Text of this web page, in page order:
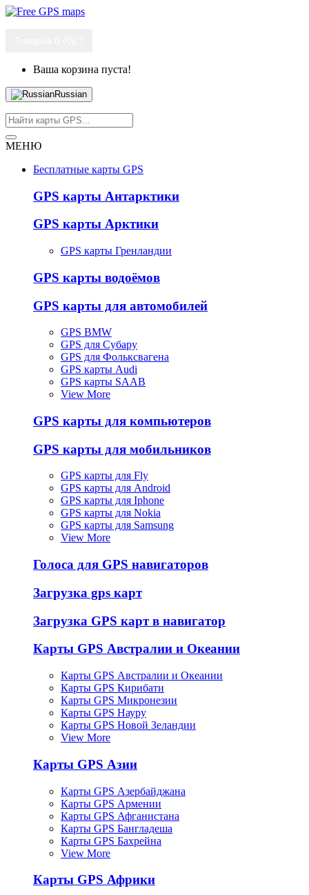
Ваша корзина пуста!
Russian
МЕНЮ
Бесплатные карты GPS
GPS карты Антарктики
GPS карты Арктики
GPS карты Гренландии
GPS карты водоёмов
GPS карты для автомобилей
GPS BMW
GPS для Субару
GPS для Фольксвагена
GPS карты Audi
GPS карты SAAB
View More
GPS карты для компьютеров
GPS карты для мобильников
GPS карты для Fly
GPS карты для Android
GPS карты для Iphone
GPS карты для Nokia
GPS карты для Samsung
View More
Голоса для GPS навигаторов
Загрузка gps карт
Загрузка GPS карт в навигатор
Карты GPS Австралии и Океании
Карты GPS Австралии и Океании
Карты GPS Кирибати
Карты GPS Микронезии
Карты GPS Науру
Карты GPS Новой Зеландии
View More
Карты GPS Азии
Карты GPS Азербайджана
Карты GPS Армении
Карты GPS Афганистана
Карты GPS Бангладеша
Карты GPS Бахрейна
View More
Карты GPS Африки